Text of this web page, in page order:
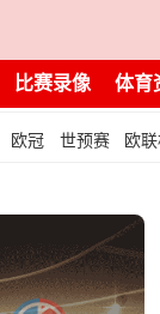
比赛录像 体育
欧冠 世预赛 欧